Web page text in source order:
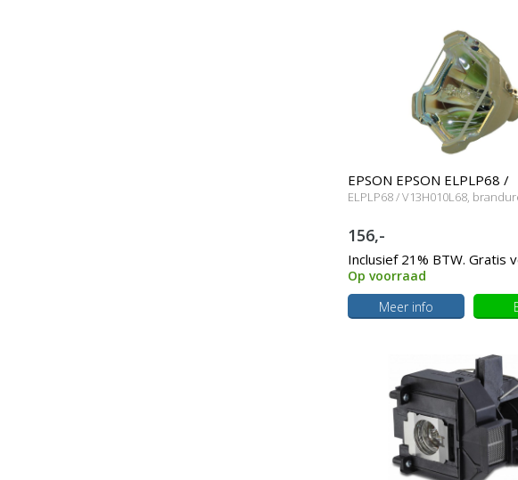
EPSON EPSON ELPLP68 /
behuizing
ELPLP68 / V13H010L68,
156,-
Inclusief 21% BTW. Gratis
Op voorraad
Meer info